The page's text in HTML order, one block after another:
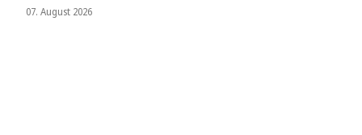
07. August 2026